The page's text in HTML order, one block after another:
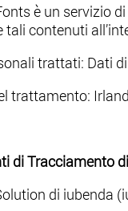
è un servizio
tali contenuti
trattati: Dati
trattamento:
di Tracciamento
di iubenda